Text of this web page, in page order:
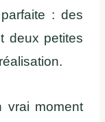
: des
deux petites
vrai moment